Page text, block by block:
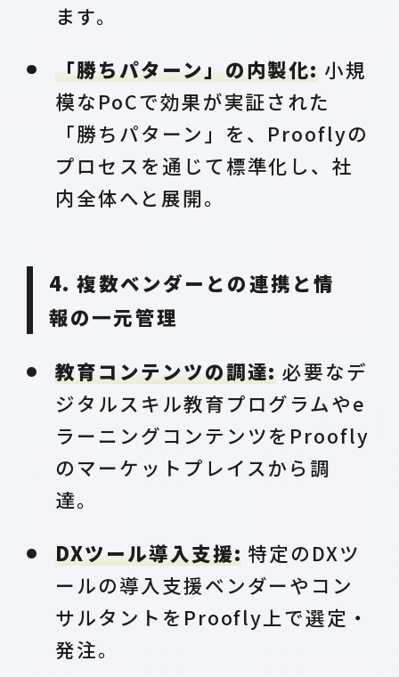
ます。
「勝ちパターン」の内製化: 小規
模なPoCで効果が実証された
「勝ちパターン」を、Prooflyの
プロセスを通じて標準化し、社
内全体へと展開。
4. 複数ベンダーとの連携と情
報の一元管理
教育コンテンツの調達: 必要なデ
ジタルスキル教育プログラムやe
ラーニングコンテンツをProofly
のマーケットプレイスから調
達。
DXツール導入支援: 特定のDXツ
ールの導入支援ベンダーやコン
サルタントをProofly上で選定・
発注。